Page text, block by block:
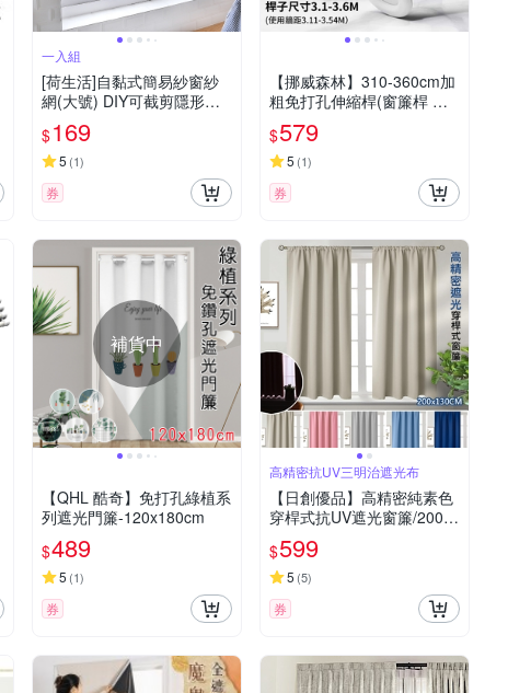
一入組
[荷生活]自黏式簡易紗窗紗
網(大號) DIY可截剪隱形紗
窗 附魔術貼
$169
5 (1)
券
【挪威森林】310-360cm加
粗免打孔伸縮桿(窗簾桿 晾
衣桿 曬衣桿 浴簾桿 門簾桿
掛衣架)
$579
5 (1)
券
補貨中
【QHL 酷奇】免打孔綠植系
列遮光門簾-120x180cm
$489
5 (1)
券
高精密抗UV三明治遮光布
【日創優品】高精密純素色
穿桿式抗UV遮光窗簾/200*1
30*1窗2片(可洗衣機洗/窗
簾/拉簾/風水簾/門簾) 售價5
99元
$599
5 (5)
券